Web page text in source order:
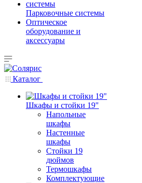
Парковочные системы
Оптическое
оборудование и
аксессуары
Каталог
Шкафы и стойки 19"
Напольные
шкафы
Настенные
шкафы
Стойки 19
дюймов
Термошкафы
Комплектующие